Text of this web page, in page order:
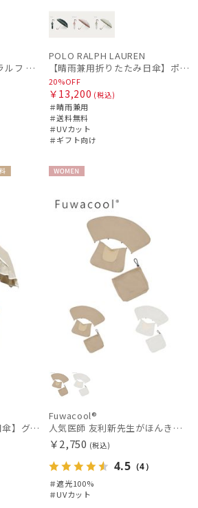
【レインバッグ】ポロ ラルフ ローレン (POLO RALPH LAUREN) 2WAYレインバッグ POLO PONY刺繍 撥水加工
POLO RALPH LAUREN
【晴雨兼用折りたたみ日傘】ポロ ラルフ ローレン (POLO RALPH LAUREN) フローラル刺繍 遮光 遮熱 UV
20%OFF
￥13,200 (税込)
＃晴雨兼用
＃送料無料
＃UVカット
＃ギフト向け
【晴雨兼用折りたたみ日傘】グレイシー (Gracy) Natural frill 遮光99% 遮熱 UV99％ 簡単開閉
N
Fuwacool®
人気医師 友利新先生がほんきでつくったUVカット100％帽子【遮光100％帽子】フワクール® (Fuwacool®) 別売り3点セット
￥2,750 (税込)
4.5 （4）
＃遮光100%
＃UVカット